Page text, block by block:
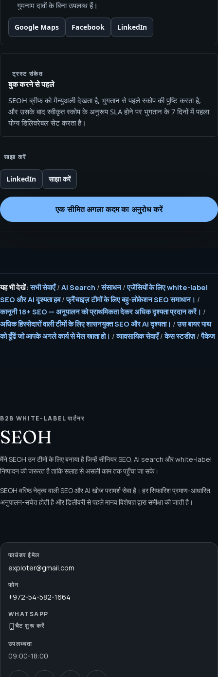
गुमनाम दावों के बिना उपलब्ध हैं।
Google Maps Facebook LinkedIn
ट्रस्ट संकेत
बुक करने से पहले
SEOH ब्रीफ को मैन्युअली देखता है, भुगतान से पहले स्कोप की पुष्टि करता है,
और उसके बाद स्वीकृत स्कोप के अनुरूप SLA होने पर भुगतान के 7 दिनों में पहला
योग्य डिलिवरेबल सेट करता है।
साझा करें
LinkedIn साझा करें
एक सीमित अगला कदम का अनुरोध करें
यह भी देखें: सभी सेवाएँ/ AI Search /संसाधन/एजेंसियों के लिए white-label
SEO और AI दृश्यता हब/फ्रैंचाइज़ टीमों के लिए बहु-लोकेशन SEO समाधान। /
कानूनी 18+ SEO — अनुपालन को प्राथमिकता देकर अधिक दृश्यता प्रदान करें। /
अधिक हिस्सेदारों वाली टीमों के लिए शासनयुक्त SEO और AI दृश्यता। /उस बायर पाथ
को ढूँढें जो आपके अगले कार्य से मेल खाता हो। /व्यावसायिक सेवाएँ/केस स्टडीज़/पैकेज
B2B WHITE-LABEL पार्टनर
SEOH
मैंने SEOH उन टीमों के लिए बनाया है जिन्हें सीनियर SEO, AI search और white-label
निष्पादन की जरूरत है ताकि सलाह से असली काम तक पहुँचा जा सके।
SEOH वरिष्ठ नेतृत्व वाली SEO और AI खोज परामर्श सेवा है। हर सिफारिश प्रमाण-आधारित,
अनुपालन-सचेत होती है और डिलीवरी से पहले मानव विशेषज्ञ द्वारा समीक्षा की जाती है।
फाउंडर ईमेल
exploter@gmail.com
फोन
+972-54-582-1664
WHATSAPP
चैट शुरू करें
उपलब्धता
09:00-18:00